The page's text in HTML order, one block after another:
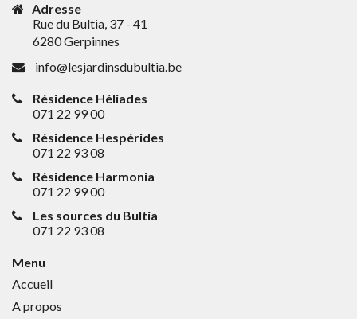
Adresse
Rue du Bultia, 37 - 41
6280 Gerpinnes
info@lesjardinsdubultia.be
Résidence Héliades
071 22 99 00
Résidence Hespérides
071 22 93 08
Résidence Harmonia
071 22 99 00
Les sources du Bultia
071 22 93 08
Menu
Accueil
A propos